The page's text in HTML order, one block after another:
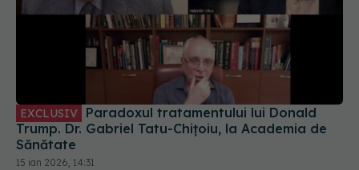
EXCLUSIV
Trump. Dr. Gabriel Tatu-Chițoiu, la Academia de
Sănătate
15 ian 2026, 14:31